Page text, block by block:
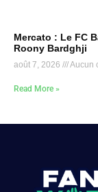
Mercato : Le FC
Roony Bardghji
août 7, 2026 Aucun
Read More »